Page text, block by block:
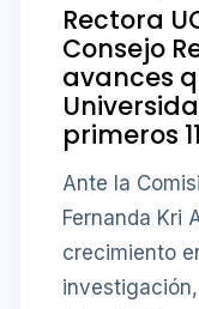
Rectora
Consejo
avances
primeros
Ante la
Fernanda Kri
crecimiento